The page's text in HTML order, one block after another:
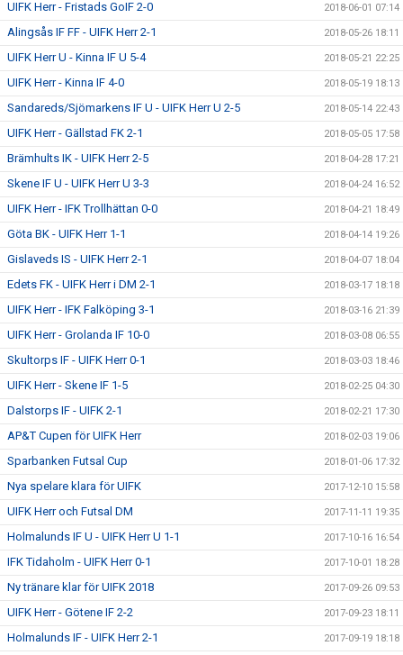
UIFK Herr - Fristads GoIF 2-0 2018-06-01 07:14
Alingsås IF FF - UIFK Herr 2-1 2018-05-26 18:11
UIFK Herr U - Kinna IF U 5-4 2018-05-21 22:25
UIFK Herr - Kinna IF 4-0 2018-05-19 18:13
Sandareds/Sjömarkens IF U - UIFK Herr U 2-5 2018-05-14 22:43
UIFK Herr - Gällstad FK 2-1 2018-05-05 17:58
Brämhults IK - UIFK Herr 2-5 2018-04-28 17:21
Skene IF U - UIFK Herr U 3-3 2018-04-24 16:52
UIFK Herr - IFK Trollhättan 0-0 2018-04-21 18:49
Göta BK - UIFK Herr 1-1 2018-04-14 19:26
Gislaveds IS - UIFK Herr 2-1 2018-04-07 18:04
Edets FK - UIFK Herr i DM 2-1 2018-03-17 18:18
UIFK Herr - IFK Falköping 3-1 2018-03-16 21:39
UIFK Herr - Grolanda IF 10-0 2018-03-08 06:55
Skultorps IF - UIFK Herr 0-1 2018-03-03 18:46
UIFK Herr - Skene IF 1-5 2018-02-25 04:30
Dalstorps IF - UIFK 2-1 2018-02-21 17:30
AP&T Cupen för UIFK Herr 2018-02-03 19:06
Sparbanken Futsal Cup 2018-01-06 17:32
Nya spelare klara för UIFK 2017-12-10 15:58
UIFK Herr och Futsal DM 2017-11-11 19:35
Holmalunds IF U - UIFK Herr U 1-1 2017-10-16 16:54
IFK Tidaholm - UIFK Herr 0-1 2017-10-01 18:28
Ny tränare klar för UIFK 2018 2017-09-26 09:53
UIFK Herr - Götene IF 2-2 2017-09-23 18:11
Holmalunds IF - UIFK Herr 2-1 2017-09-19 18:18